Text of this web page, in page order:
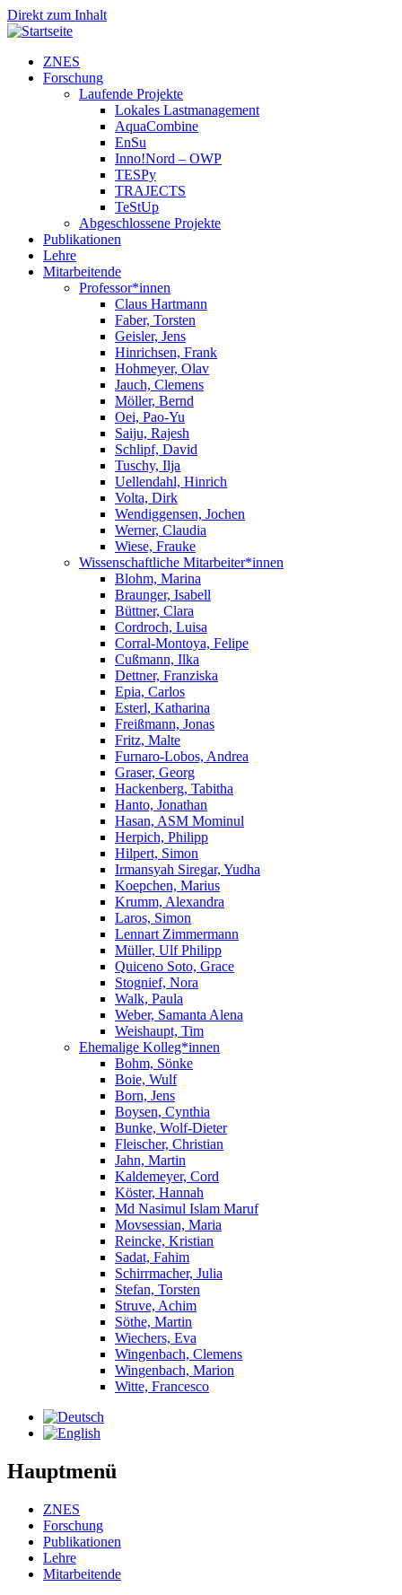
Direkt zum Inhalt
ZNES
Forschung
Laufende Projekte
Lokales Lastmanagement
AquaCombine
EnSu
Inno!Nord – OWP
TESPy
TRAJECTS
TeStUp
Abgeschlossene Projekte
Publikationen
Lehre
Mitarbeitende
Professor*innen
Claus Hartmann
Faber, Torsten
Geisler, Jens
Hinrichsen, Frank
Hohmeyer, Olav
Jauch, Clemens
Möller, Bernd
Oei, Pao-Yu
Saiju, Rajesh
Schlipf, David
Tuschy, Ilja
Uellendahl, Hinrich
Volta, Dirk
Wendiggensen, Jochen
Werner, Claudia
Wiese, Frauke
Wissenschaftliche Mitarbeiter*innen
Blohm, Marina
Braunger, Isabell
Büttner, Clara
Cordroch, Luisa
Corral-Montoya, Felipe
Cußmann, Ilka
Dettner, Franziska
Epia, Carlos
Esterl, Katharina
Freißmann, Jonas
Fritz, Malte
Furnaro-Lobos, Andrea
Graser, Georg
Hackenberg, Tabitha
Hanto, Jonathan
Hasan, ASM Mominul
Herpich, Philipp
Hilpert, Simon
Irmansyah Siregar, Yudha
Koepchen, Marius
Krumm, Alexandra
Laros, Simon
Lennart Zimmermann
Müller, Ulf Philipp
Quiceno Soto, Grace
Stognief, Nora
Walk, Paula
Weber, Samanta Alena
Weishaupt, Tim
Ehemalige Kolleg*innen
Bohm, Sönke
Boie, Wulf
Born, Jens
Boysen, Cynthia
Bunke, Wolf-Dieter
Fleischer, Christian
Jahn, Martin
Kaldemeyer, Cord
Köster, Hannah
Md Nasimul Islam Maruf
Movsessian, Maria
Reincke, Kristian
Sadat, Fahim
Schirrmacher, Julia
Stefan, Torsten
Struve, Achim
Söthe, Martin
Wiechers, Eva
Wingenbach, Clemens
Wingenbach, Marion
Witte, Francesco
Hauptmenü
ZNES
Forschung
Publikationen
Lehre
Mitarbeitende